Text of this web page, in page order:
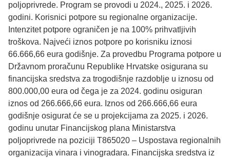
poljoprivrede. Program se provodi u 2024., 2025. i 2026.
godini. Korisnici potpore su regionalne organizacije.
Intenzitet potpore ograničen je na 100% prihvatljivih
troškova. Najveći iznos potpore po korisniku iznosi
66.666,66 eura godišnje. Za provedbu Programa potpore u
Državnom proračunu Republike Hrvatske osigurana su
financijska sredstva za trogodišnje razdoblje u iznosu od
800.000,00 eura od čega je za 2024. godinu osiguran
iznos od 266.666,66 eura. Iznos od 266.666,66 eura
godišnje osigurat će se u projekcijama za 2025. i 2026.
godinu unutar Financijskog plana Ministarstva
poljoprivrede na poziciji T865020 – Uspostava regionalnih
organizacija vinara i vinogradara. Financijska sredstva iz